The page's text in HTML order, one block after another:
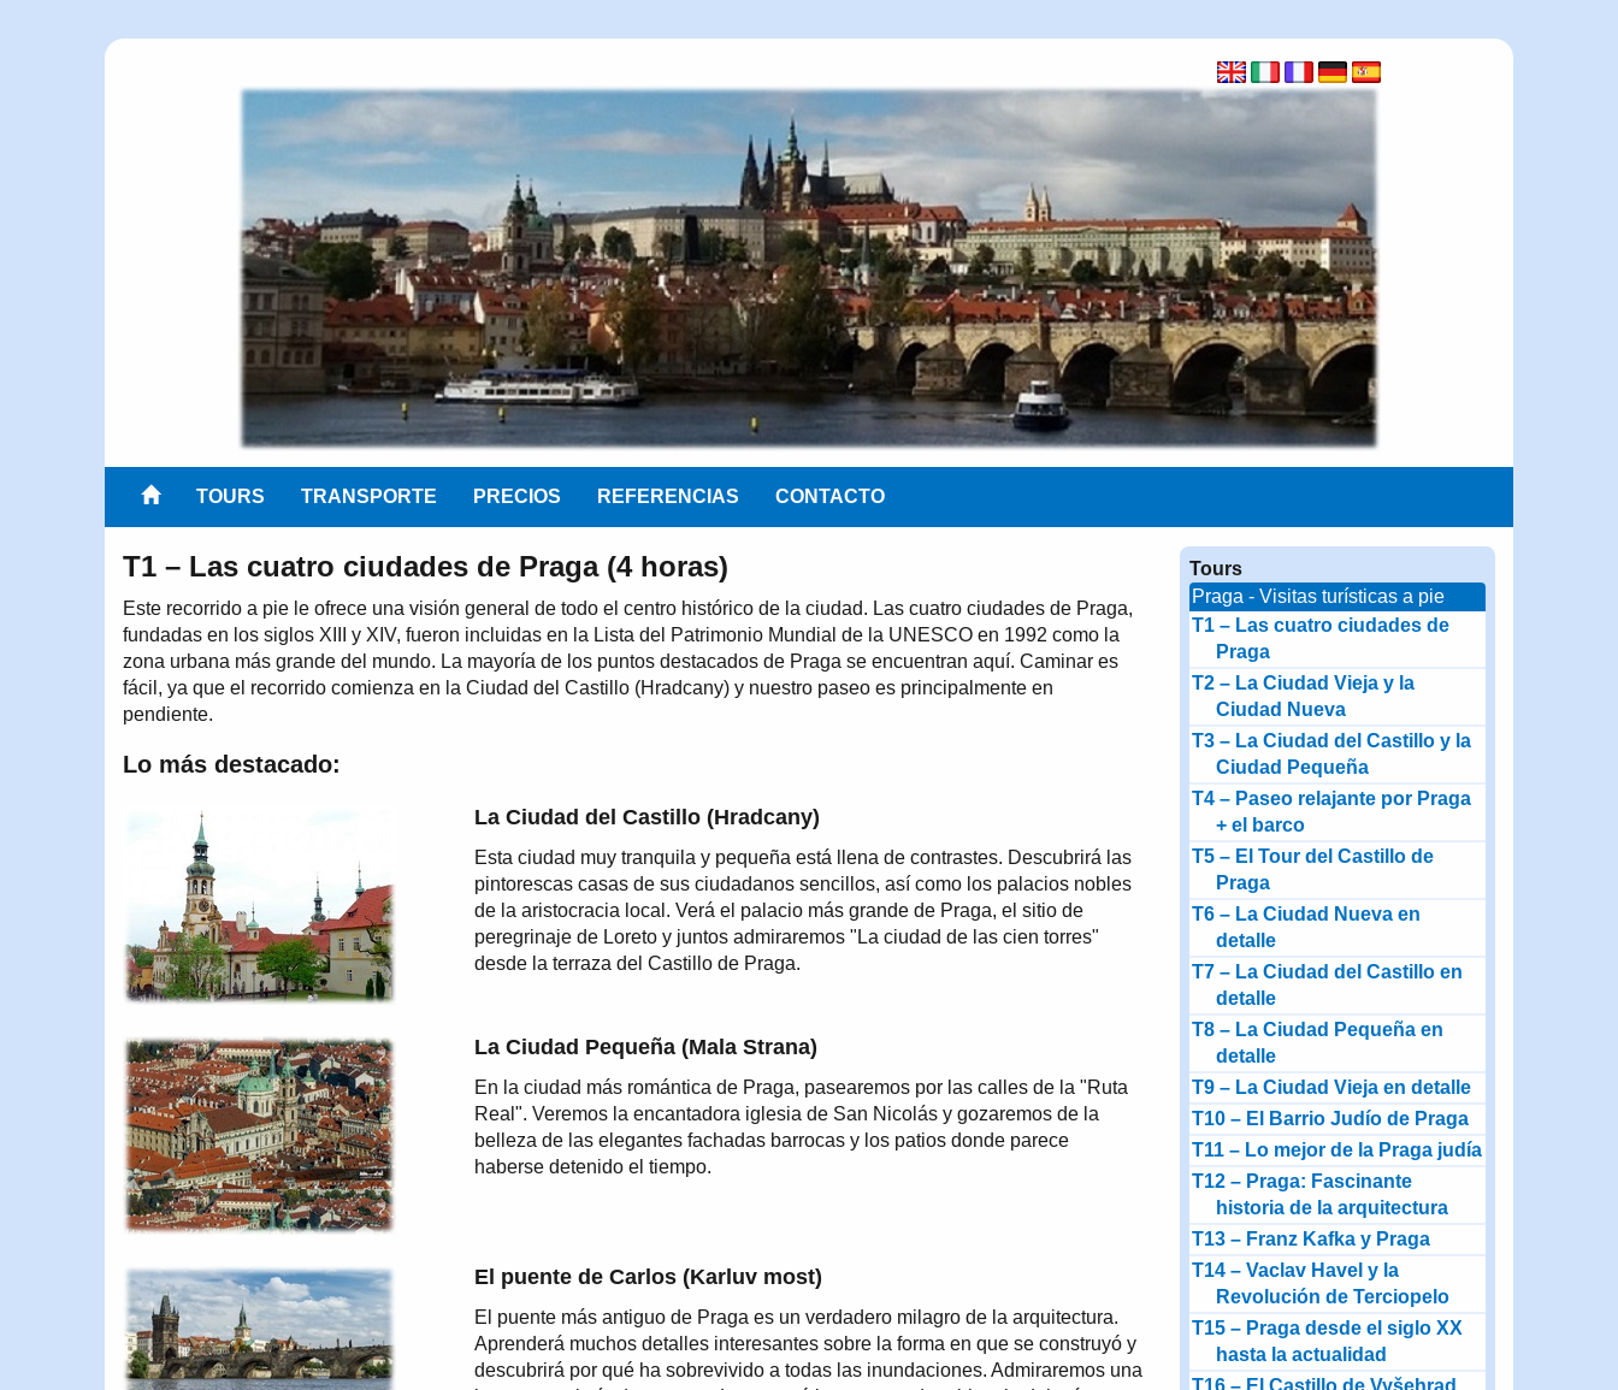
TOURS TRANSPORTE PRECIOS REFERENCIAS CONTACTO
T1 – Las cuatro ciudades de Praga (4 horas)
Este recorrido a pie le ofrece una visión general de todo el centro histórico de la ciudad. Las cuatro ciudades de Praga,
fundadas en los siglos XIII y XIV, fueron incluidas en la Lista del Patrimonio Mundial de la UNESCO en 1992 como la
zona urbana más grande del mundo. La mayoría de los puntos destacados de Praga se encuentran aquí. Caminar es
fácil, ya que el recorrido comienza en la Ciudad del Castillo (Hradcany) y nuestro paseo es principalmente en
pendiente.
Lo más destacado:
La Ciudad del Castillo (Hradcany)
Esta ciudad muy tranquila y pequeña está llena de contrastes. Descubrirá las
pintorescas casas de sus ciudadanos sencillos, así como los palacios nobles
de la aristocracia local. Verá el palacio más grande de Praga, el sitio de
peregrinaje de Loreto y juntos admiraremos "La ciudad de las cien torres"
desde la terraza del Castillo de Praga.
La Ciudad Pequeña (Mala Strana)
En la ciudad más romántica de Praga, pasearemos por las calles de la "Ruta
Real". Veremos la encantadora iglesia de San Nicolás y gozaremos de la
belleza de las elegantes fachadas barrocas y los patios donde parece
haberse detenido el tiempo.
El puente de Carlos (Karluv most)
El puente más antiguo de Praga es un verdadero milagro de la arquitectura.
Aprenderá muchos detalles interesantes sobre la forma en que se construyó y
descubrirá por qué ha sobrevivido a todas las inundaciones. Admiraremos una
Tours
Praga - Visitas turísticas a pie
T1 – Las cuatro ciudades de
Praga
T2 – La Ciudad Vieja y la
Ciudad Nueva
T3 – La Ciudad del Castillo y la
Ciudad Pequeña
T4 – Paseo relajante por Praga
+ el barco
T5 – El Tour del Castillo de
Praga
T6 – La Ciudad Nueva en
detalle
T7 – La Ciudad del Castillo en
detalle
T8 – La Ciudad Pequeña en
detalle
T9 – La Ciudad Vieja en detalle
T10 – El Barrio Judío de Praga
T11 – Lo mejor de la Praga judía
T12 – Praga: Fascinante
historia de la arquitectura
T13 – Franz Kafka y Praga
T14 – Vaclav Havel y la
Revolución de Terciopelo
T15 – Praga desde el siglo XX
hasta la actualidad
T16 – El Castillo de Vyšehrad